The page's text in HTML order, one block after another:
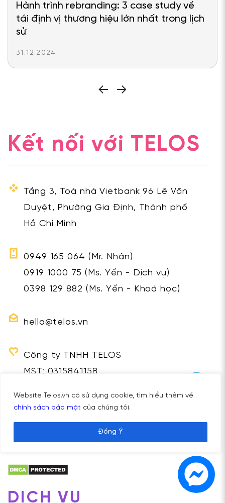
Website Telos.vn có sử dụng cookie, tìm hiểu thêm về
chính sách bảo mật của chúng tôi.
Đồng Ý
Hành trình rebranding: 3 case study về
tái định vị thương hiệu lớn nhất trong lịch
sử
31.12.2024
Kết nối với TELOS
Tầng 3, Toà nhà Vietbank 96 Lê Văn
Duyệt, Phường Gia Định, Thành phố
Hồ Chí Minh
0949 165 064 (Mr. Nhân)
0919 1000 75 (Ms. Yến - Dịch vụ)
0398 129 882 (Ms. Yến - Khoá học)
hello@telos.vn
Công ty TNHH TELOS
MST: 0315841158
DỊCH VỤ